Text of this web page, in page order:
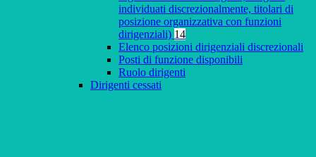
individuati discrezionalmente, titolari di
posizione organizzativa con funzioni
dirigenziali) 14
Elenco posizioni dirigenziali discrezionali
Posti di funzione disponibili
Ruolo dirigenti
Dirigenti cessati